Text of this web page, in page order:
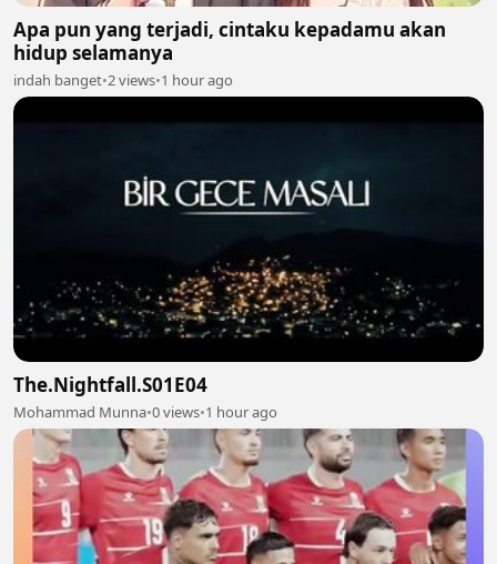
Apa pun yang terjadi, cintaku kepadamu akan
hidup selamanya
indah banget•2 views•1 hour ago
The.Nightfall.S01E04
Mohammad Munna•0 views•1 hour ago